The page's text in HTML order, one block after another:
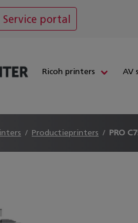
Service portal
Ricoh printers AV
Productieprinters PRO